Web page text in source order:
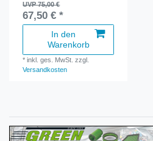
UVP 75,00 €
67,50 € *
In den
Warenkorb
*inkl. ges. MwSt. zzgl.
Versandkosten